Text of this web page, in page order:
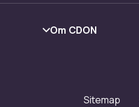
Om CDON
Jobbe på CDON
Sitemap